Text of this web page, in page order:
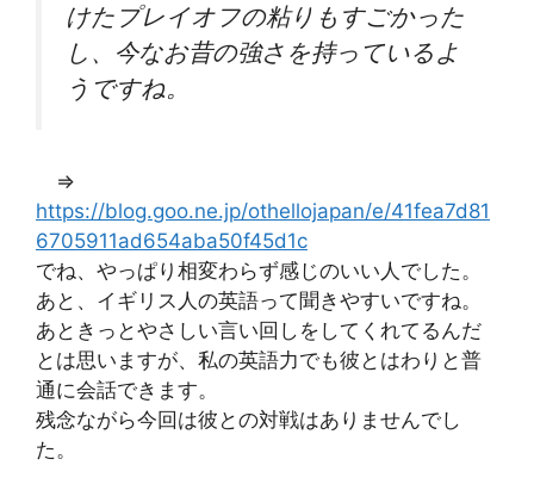
けたプレイオフの粘りもすごかった
し、今なお昔の強さを持っているよ
うですね。
⇒
https://blog.goo.ne.jp/othellojapan/e/41fea7d81
6705911ad654aba50f45d1c
でね、やっぱり相変わらず感じのいい人でした。
あと、イギリス人の英語って聞きやすいですね。
あときっとやさしい言い回しをしてくれてるんだ
とは思いますが、私の英語力でも彼とはわりと普
通に会話できます。
残念ながら今回は彼との対戦はありませんでし
た。